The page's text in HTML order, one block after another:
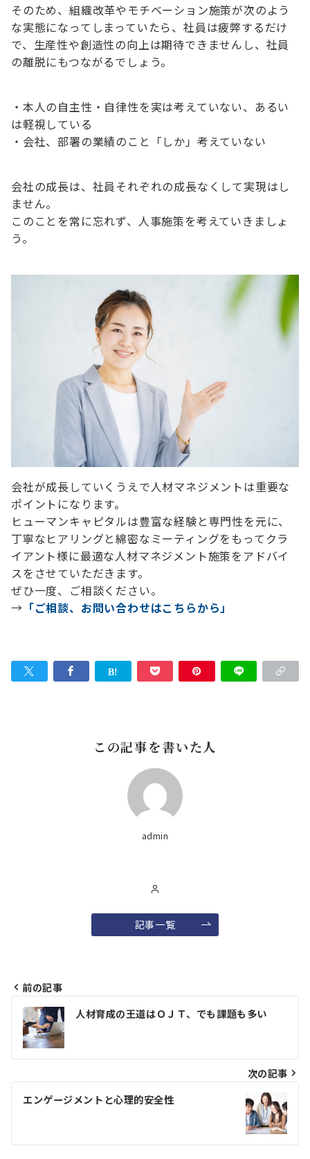
そのため、組織改革やモチベーション施策が次のよう
な実態になってしまっていたら、社員は疲弊するだけ
で、生産性や創造性の向上は期待できませんし、社員
の離脱にもつながるでしょう。
・本人の自主性・自律性を実は考えていない、あるい
は軽視している
・会社、部署の業績のこと「しか」考えていない
会社の成長は、社員それぞれの成長なくして実現はし
ません。
このことを常に忘れず、人事施策を考えていきましょ
う。
会社が成長していくうえで人材マネジメントは重要な
ポイントになります。
ヒューマンキャピタルは豊富な経験と専門性を元に、
丁寧なヒアリングと綿密なミーティングをもってクラ
イアント様に最適な人材マネジメント施策をアドバイ
スをさせていただきます。
ぜひ一度、ご相談ください。
→ 「ご相談、お問い合わせはこちらから」
この記事を書いた人
admin
記事一覧
投
稿
ナ
ビ
ゲ
シ
前の記事
人材育成の王道はＯＪＴ、でも課題も多い
次の記事
エンゲージメントと心理的安全性